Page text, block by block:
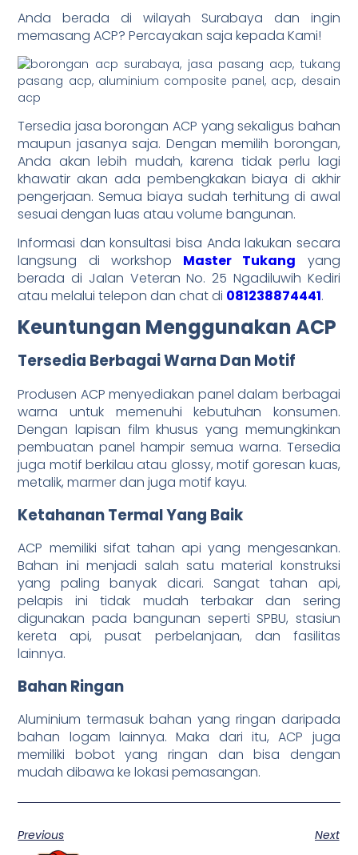
Anda berada di wilayah Surabaya dan ingin
memasang ACP? Percayakan saja kepada Kami!
Tersedia jasa borongan ACP yang sekaligus bahan
maupun jasanya saja. Dengan memilih borongan,
Anda akan lebih mudah, karena tidak perlu lagi
khawatir akan ada pembengkakan biaya di akhir
pengerjaan. Semua biaya sudah terhitung di awal
sesuai dengan luas atau volume bangunan.
Informasi dan konsultasi bisa Anda lakukan secara
langsung di workshop Master Tukang yang
berada di Jalan Veteran No. 25 Ngadiluwih Kediri
atau melalui telepon dan chat di 081238874441.
Keuntungan Menggunakan ACP
Tersedia Berbagai Warna Dan Motif
Produsen ACP menyediakan panel dalam berbagai
warna untuk memenuhi kebutuhan konsumen.
Dengan lapisan film khusus yang memungkinkan
pembuatan panel hampir semua warna. Tersedia
juga motif berkilau atau glossy, motif goresan kuas,
metalik, marmer dan juga motif kayu.
Ketahanan Termal Yang Baik
ACP memiliki sifat tahan api yang mengesankan.
Bahan ini menjadi salah satu material konstruksi
yang paling banyak dicari. Sangat tahan api,
pelapis ini tidak mudah terbakar dan sering
digunakan pada bangunan seperti SPBU, stasiun
kereta api, pusat perbelanjaan, dan fasilitas
lainnya.
Bahan Ringan
Aluminium termasuk bahan yang ringan daripada
bahan logam lainnya. Maka dari itu, ACP juga
memiliki bobot yang ringan dan bisa dengan
mudah dibawa ke lokasi pemasangan.
Previous Next